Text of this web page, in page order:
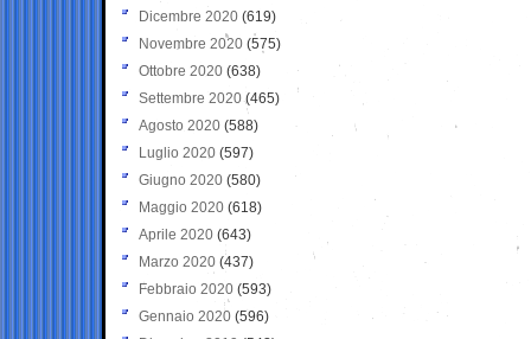
Dicembre 2020 (619)
Novembre 2020 (575)
Ottobre 2020 (638)
Settembre 2020(465)
Agosto 2020 (588)
Luglio 2020 (597)
Giugno 2020 (580)
Maggio 2020 (618)
Aprile 2020 (643)
Marzo 2020 (437)
Febbraio 2020 (593)
Gennaio 2020 (596)